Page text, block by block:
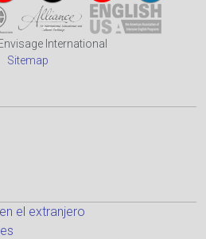
International
Sitemap
el extranjero